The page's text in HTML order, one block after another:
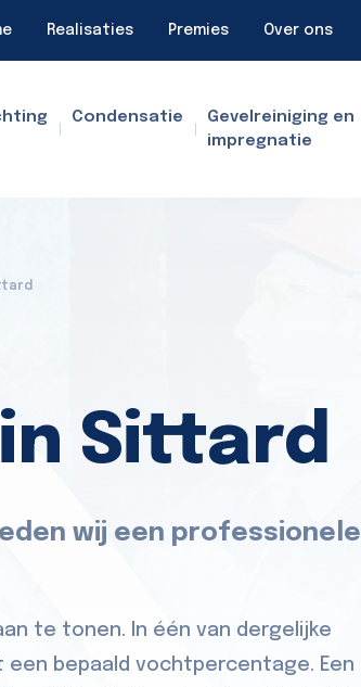
Realisaties Premies Over ons
Condensatie
Gevelreiniging en
impregnatie
Sittard
wij een professionele
te tonen. In één van dergelijke
een bepaald vochtpercentage. Een